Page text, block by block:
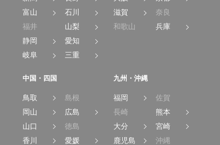
富山
石川
福井
山梨
静岡
愛知
岐阜
三重
滋賀
奈良
和歌山
兵庫
中国・四国
鳥取
島根
岡山
広島
山口
徳島
香川
愛媛
九州・沖縄
福岡
佐賀
長崎
熊本
大分
宮崎
鹿児島
沖縄